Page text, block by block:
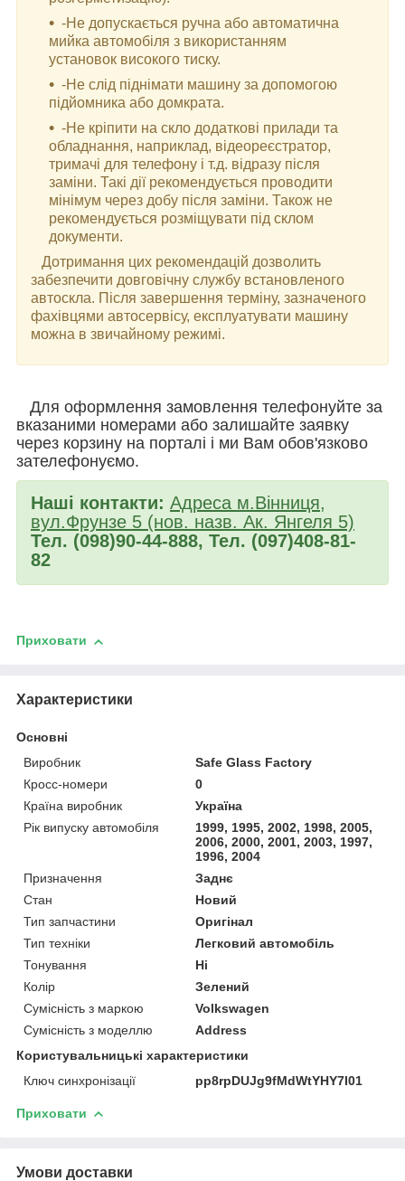
-Не допускається ручна або автоматична
мийка автомобіля з використанням
установок високого тиску.
-Не слід піднімати машину за допомогою
підйомника або домкрата.
-Не кріпити на скло додаткові прилади та
обладнання, наприклад, відеореєстратор,
тримачі для телефону і т.д. відразу після
заміни. Такі дії рекомендується проводити
мінімум через добу після заміни. Також не
рекомендується розміщувати під склом
документи.
Дотримання цих рекомендацій дозволить
забезпечити довговічну службу встановленого
автоскла. Після завершення терміну, зазначеного
фахівцями автосервісу, експлуатувати машину
можна в звичайному режимі.
Для оформлення замовлення телефонуйте за
вказаними номерами або залишайте заявку
через корзину на порталі і ми Вам обов'язково
зателефонуємо.
Наші контакти: Адреса м.Вінниця,
вул.Фрунзе 5 (нов. назв. Ак. Янгеля 5)
Тел. (098)90-44-888, Тел. (097)408-81-
82
Приховати
Характеристики
Основні
Виробник
Safe Glass Factory
Кросс-номери
0
Країна виробник
Україна
Рік випуску автомобіля
1999, 1995, 2002, 1998, 2005,
2006, 2000, 2001, 2003, 1997,
1996, 2004
Призначення
Заднє
Стан
Новий
Тип запчастини
Оригінал
Тип техніки
Легковий автомобіль
Тонування
Ні
Колір
Зелений
Сумісність з маркою
Volkswagen
Сумісність з моделлю
Address
Користувальницькі характеристики
Ключ синхронізації
pp8rpDUJg9fMdWtYHY7I01
Приховати
Умови доставки